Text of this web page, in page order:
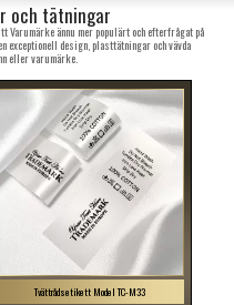
och tätningar
ännu mer populärt och efterfrågat på
exceptionell design, plasttätningar och vävda
eller varumärke.
Tvättrådsetikett Model TC-M33